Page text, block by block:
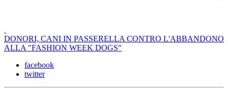
DONORI, CANI IN PASSERELLA CONTRO L'ABBANDONO
ALLA "FASHION WEEK DOGS"
facebook
twitter